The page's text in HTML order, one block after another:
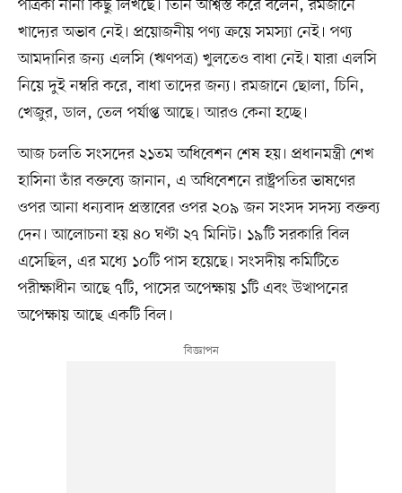
পত্রিকা নানা কিছু লিখছে। তিনি আশ্বস্ত করে বলেন, রমজানে
খাদ্যের অভাব নেই। প্রয়োজনীয় পণ্য ক্রয়ে সমস্যা নেই। পণ্য
আমদানির জন্য এলসি (ঋণপত্র) খুলতেও বাধা নেই। যারা এলসি
নিয়ে দুই নম্বরি করে, বাধা তাদের জন্য। রমজানে ছোলা, চিনি,
খেজুর, ডাল, তেল পর্যাপ্ত আছে। আরও কেনা হচ্ছে।
আজ চলতি সংসদের ২১তম অধিবেশন শেষ হয়। প্রধানমন্ত্রী শেখ
হাসিনা তাঁর বক্তব্যে জানান, এ অধিবেশনে রাষ্ট্রপতির ভাষণের
ওপর আনা ধন্যবাদ প্রস্তাবের ওপর ২০৯ জন সংসদ সদস্য বক্তব্য
দেন। আলোচনা হয় ৪০ ঘণ্টা ২৭ মিনিট। ১৯টি সরকারি বিল
এসেছিল, এর মধ্যে ১০টি পাস হয়েছে। সংসদীয় কমিটিতে
পরীক্ষাধীন আছে ৭টি, পাসের অপেক্ষায় ১টি এবং উত্থাপনের
অপেক্ষায় আছে একটি বিল।